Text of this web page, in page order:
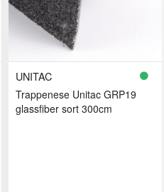
UNITAC
Trappenese Unitac GRP19
glassfiber sort 300cm